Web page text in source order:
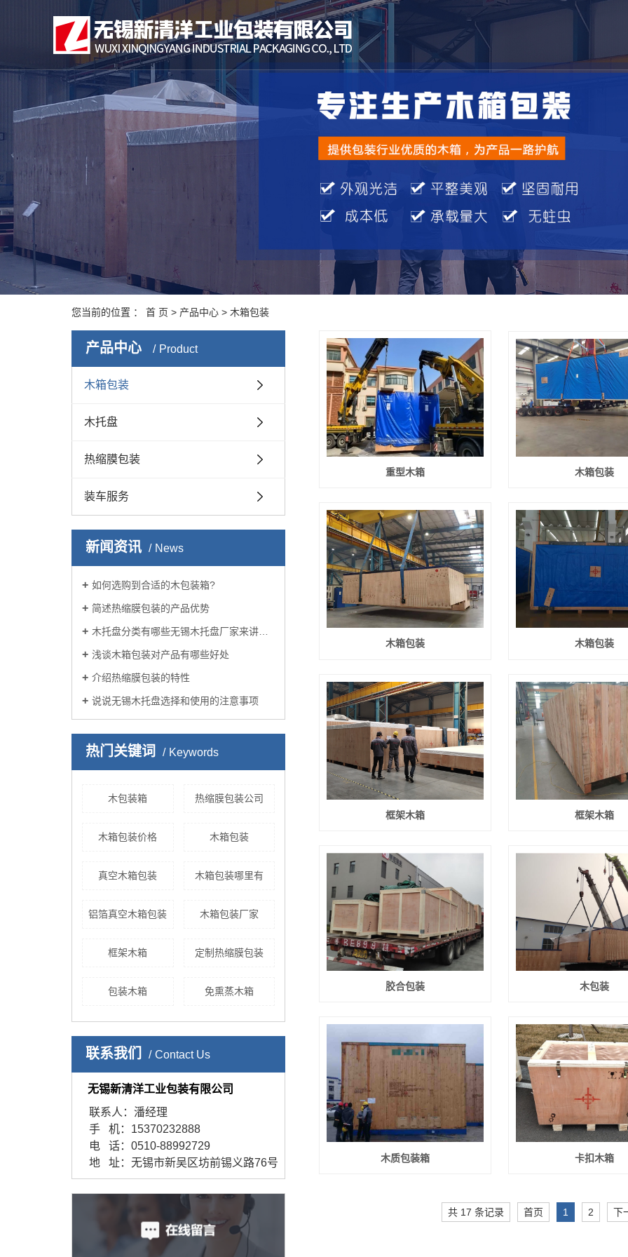
您当前的位置 ： 首 页 > 产品中心 > 木箱包装
产品中心 Product
木箱包装
木托盘
热缩膜包装
装车服务
新闻资讯 News
如何选购到合适的木包装箱?
简述热缩膜包装的产品优势
木托盘分类有哪些无锡木托盘厂家来讲述？
浅谈木箱包装对产品有哪些好处
介绍热缩膜包装的特性
说说无锡木托盘选择和使用的注意事项
热门关键词 Keywords
木包装箱 热缩膜包装公司
木箱包装价格 木箱包装
真空木箱包装 木箱包装哪里有
铝箔真空木箱包装 木箱包装厂家
框架木箱 定制热缩膜包装
包装木箱 免熏蒸木箱
联系我们 Contact Us
无锡新清洋工业包装有限公司
联系人：潘经理
手 机：15370232888
电 话：0510-88992729
地 址：无锡市新吴区坊前锡义路76号
重型木箱 木箱包装
木箱包装 木箱包装
框架木箱 框架木箱
胶合包装 木包装
木质包装箱 卡扣木箱
共 17 条记录 首页 1 2 下